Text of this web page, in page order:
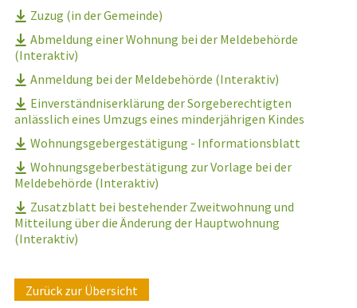
Zuzug (in der Gemeinde)
Abmeldung einer Wohnung bei der Meldebehörde
(Interaktiv)
Anmeldung bei der Meldebehörde (Interaktiv)
Einverständniserklärung der Sorgeberechtigten
anlässlich eines Umzugs eines minderjährigen Kindes
Wohnungsgebergestätigung - Informationsblatt
Wohnungsgeberbestätigung zur Vorlage bei der
Meldebehörde (Interaktiv)
Zusatzblatt bei bestehender Zweitwohnung und
Mitteilung über die Änderung der Hauptwohnung
(Interaktiv)
Zurück zur Übersicht